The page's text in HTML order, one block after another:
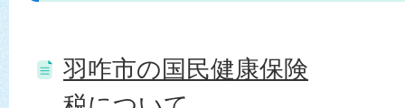
羽咋市の国民健康保険